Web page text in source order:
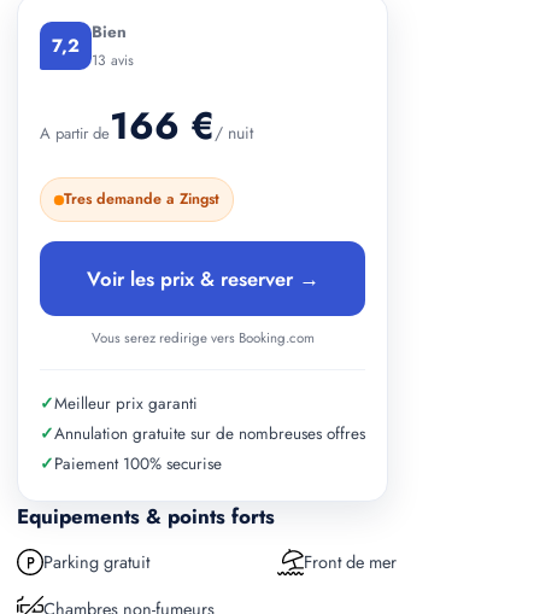
Equipements & points forts
Parking gratuit
Front de mer
Chambres non-fumeurs
7,2 Bien
13 avis
A partir de166 €/ nuit
Tres demande a Zingst
Voir les prix & reserver →
Vous serez redirige vers Booking.com
✓Meilleur prix garanti
✓Annulation gratuite sur de nombreuses offres
✓Paiement 100% securise